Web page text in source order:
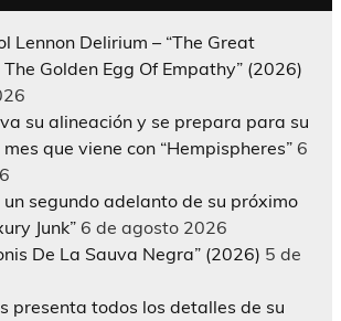
Lennon Delirium – “The Great
Golden Egg Of Empathy” (2026)
su alineación y se prepara para su
que viene con “Hempispheres” 6
segundo adelanto de su próximo
Junk” 6 de agosto 2026
De La Sauva Negra” (2026) 5 de
presenta todos los detalles de su